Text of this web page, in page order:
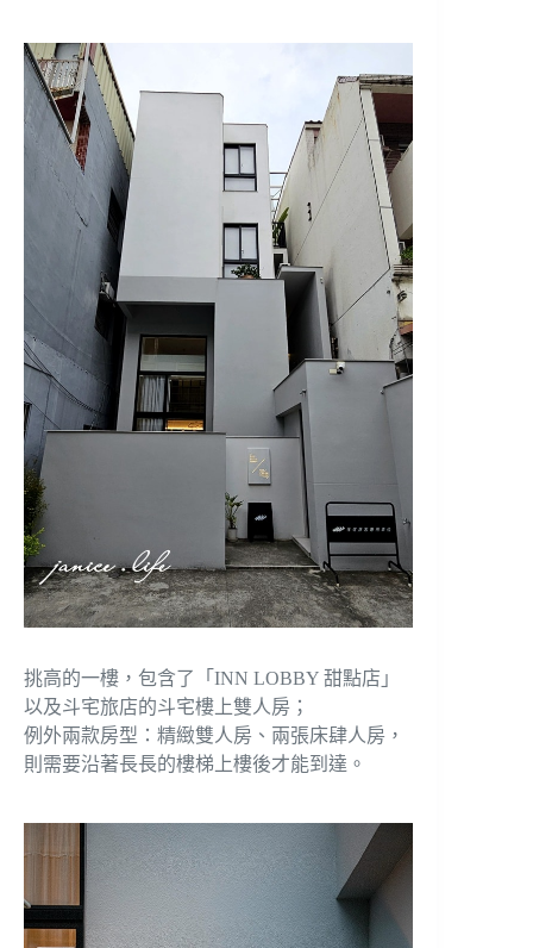
挑高的一樓，包含了「INN LOBBY 甜點店」
以及斗宅旅店的斗宅樓上雙人房；
例外兩款房型：精緻雙人房、兩張床肆人房，
則需要沿著長長的樓梯上樓後才能到達。